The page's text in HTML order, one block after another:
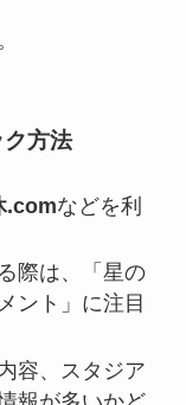
ク方法
.comなどを利
際は、「星の
ント」に注目
容、スタジア